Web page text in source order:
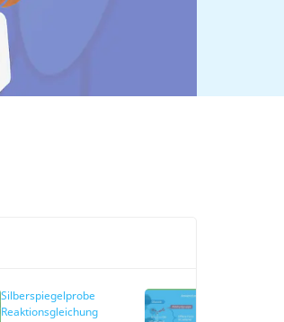
Silberspiegelprobe
Reaktionsgleichung